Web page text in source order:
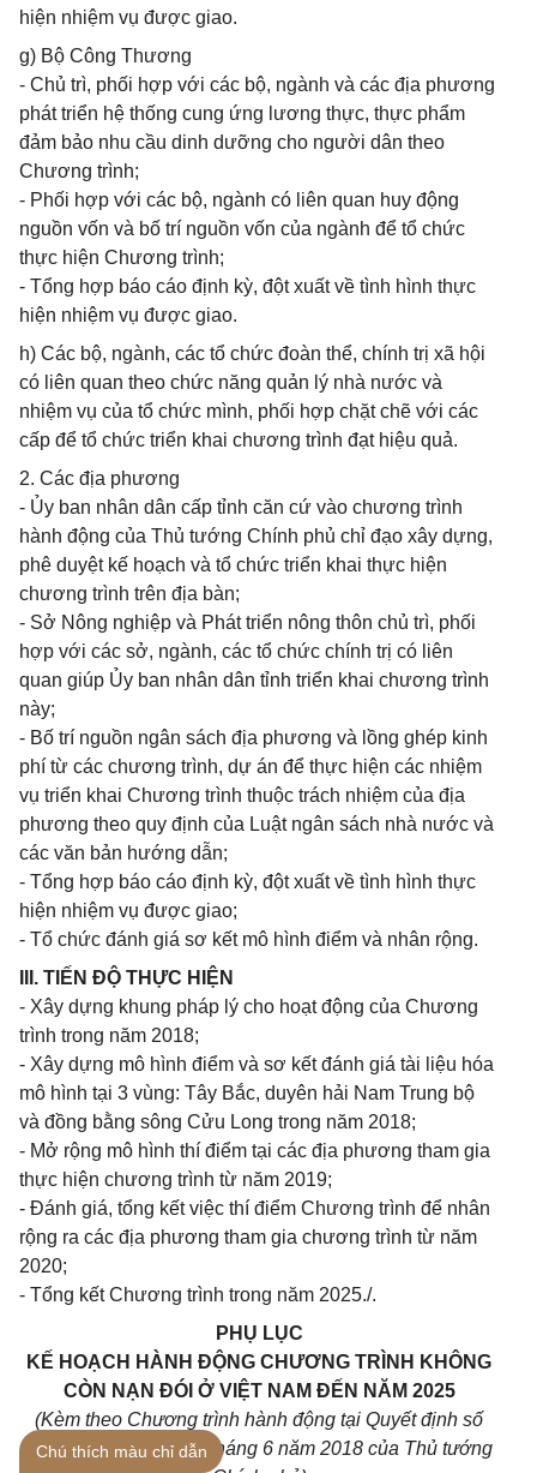
hiện nhiệm vụ được giao.
g) Bộ Công Thương
- Chủ trì, phối hợp với các bộ, ngành và các địa phương
phát triển hệ thống cung ứng lương thực, thực phẩm
đảm bảo nhu cầu dinh dưỡng cho người dân theo
Chương trình;
- Phối hợp với các bộ, ngành có liên quan huy động
nguồn vốn và bố trí nguồn vốn của ngành để tổ chức
thực hiện Chương trình;
- Tổng hợp báo cáo định kỳ, đột xuất về tình hình thực
hiện nhiệm vụ được giao.
h) Các bộ, ngành, các tổ chức đoàn thể, chính trị xã hội
có liên quan theo chức năng quản lý nhà nước và
nhiệm vụ của tổ chức mình, phối hợp chặt chẽ với các
cấp để tổ chức triển khai chương trình đạt hiệu quả.
2. Các địa phương
- Ủy ban nhân dân cấp tỉnh căn cứ vào chương trình
hành động của Thủ tướng Chính phủ chỉ đạo xây dựng,
phê duyệt kế hoạch và tổ chức triển khai thực hiện
chương trình trên địa bàn;
- Sở Nông nghiệp và Phát triển nông thôn chủ trì, phối
hợp với các sở, ngành, các tổ chức chính trị có liên
quan giúp Ủy ban nhân dân tỉnh triển khai chương trình
này;
- Bố trí nguồn ngân sách địa phương và lồng ghép kinh
phí từ các chương trình, dự án để thực hiện các nhiệm
vụ triển khai Chương trình thuộc trách nhiệm của địa
phương theo quy định của Luật ngân sách nhà nước và
các văn bản hướng dẫn;
- Tổng hợp báo cáo định kỳ, đột xuất về tình hình thực
hiện nhiệm vụ được giao;
- Tổ chức đánh giá sơ kết mô hình điểm và nhân rộng.
III. TIẾN ĐỘ THỰC HIỆN
- Xây dựng khung pháp lý cho hoạt động của Chương
trình trong năm 2018;
- Xây dựng mô hình điểm và sơ kết đánh giá tài liệu hóa
mô hình tại 3 vùng: Tây Bắc, duyên hải Nam Trung bộ
và đồng bằng sông Cửu Long trong năm 2018;
- Mở rộng mô hình thí điểm tại các địa phương tham gia
thực hiện chương trình từ năm 2019;
- Đánh giá, tổng kết việc thí điểm Chương trình để nhân
rộng ra các địa phương tham gia chương trình từ năm
2020;
- Tổng kết Chương trình trong năm 2025./.
PHỤ LỤC
KẾ HOẠCH HÀNH ĐỘNG CHƯƠNG TRÌNH KHÔNG
CÒN NẠN ĐÓI Ở VIỆT NAM ĐẾN NĂM 2025
(Kèm theo Chương trình hành động tại Quyết định số
712/QĐ-TTg ngày 12 tháng 6 năm 2018 của Thủ tướng
Chú thích màu chỉ dẫn